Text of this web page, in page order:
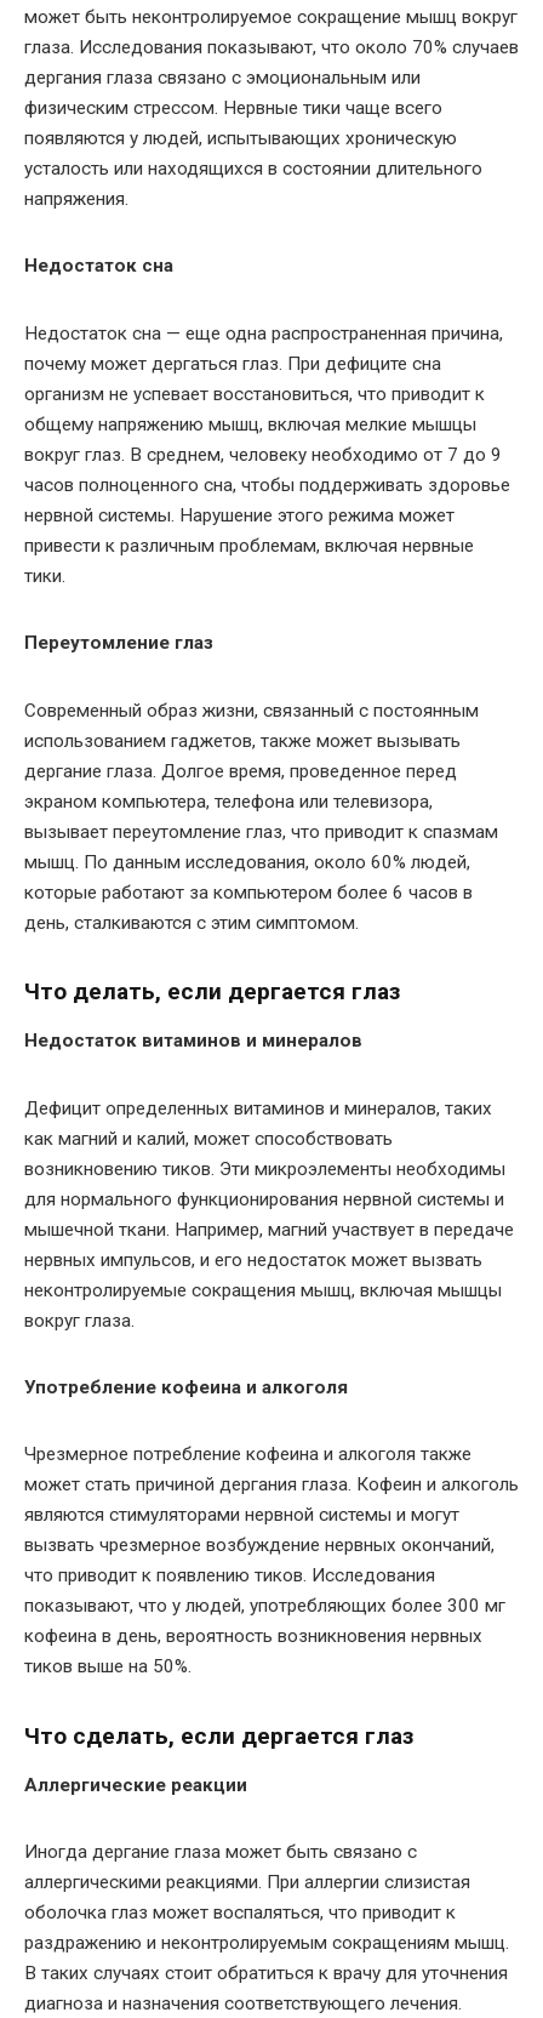
может быть неконтролируемое сокращение мышц вокруг
глаза. Исследования показывают, что около 70% случаев
дергания глаза связано с эмоциональным или
физическим стрессом. Нервные тики чаще всего
появляются у людей, испытывающих хроническую
усталость или находящихся в состоянии длительного
напряжения.
Недостаток сна
Недостаток сна — еще одна распространенная причина,
почему может дергаться глаз. При дефиците сна
организм не успевает восстановиться, что приводит к
общему напряжению мышц, включая мелкие мышцы
вокруг глаз. В среднем, человеку необходимо от 7 до 9
часов полноценного сна, чтобы поддерживать здоровье
нервной системы. Нарушение этого режима может
привести к различным проблемам, включая нервные
тики.
Переутомление глаз
Современный образ жизни, связанный с постоянным
использованием гаджетов, также может вызывать
дергание глаза. Долгое время, проведенное перед
экраном компьютера, телефона или телевизора,
вызывает переутомление глаз, что приводит к спазмам
мышц. По данным исследования, около 60% людей,
которые работают за компьютером более 6 часов в
день, сталкиваются с этим симптомом.
Что делать, если дергается глаз
Недостаток витаминов и минералов
Дефицит определенных витаминов и минералов, таких
как магний и калий, может способствовать
возникновению тиков. Эти микроэлементы необходимы
для нормального функционирования нервной системы и
мышечной ткани. Например, магний участвует в передаче
нервных импульсов, и его недостаток может вызвать
неконтролируемые сокращения мышц, включая мышцы
вокруг глаза.
Употребление кофеина и алкоголя
Чрезмерное потребление кофеина и алкоголя также
может стать причиной дергания глаза. Кофеин и алкоголь
являются стимуляторами нервной системы и могут
вызвать чрезмерное возбуждение нервных окончаний,
что приводит к появлению тиков. Исследования
показывают, что у людей, употребляющих более 300 мг
кофеина в день, вероятность возникновения нервных
тиков выше на 50%.
Что сделать, если дергается глаз
Аллергические реакции
Иногда дергание глаза может быть связано с
аллергическими реакциями. При аллергии слизистая
оболочка глаз может воспаляться, что приводит к
раздражению и неконтролируемым сокращениям мышц.
В таких случаях стоит обратиться к врачу для уточнения
диагноза и назначения соответствующего лечения.